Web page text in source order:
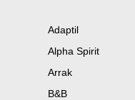
Adaptil
Alpha Spirit
Arrak
B&B